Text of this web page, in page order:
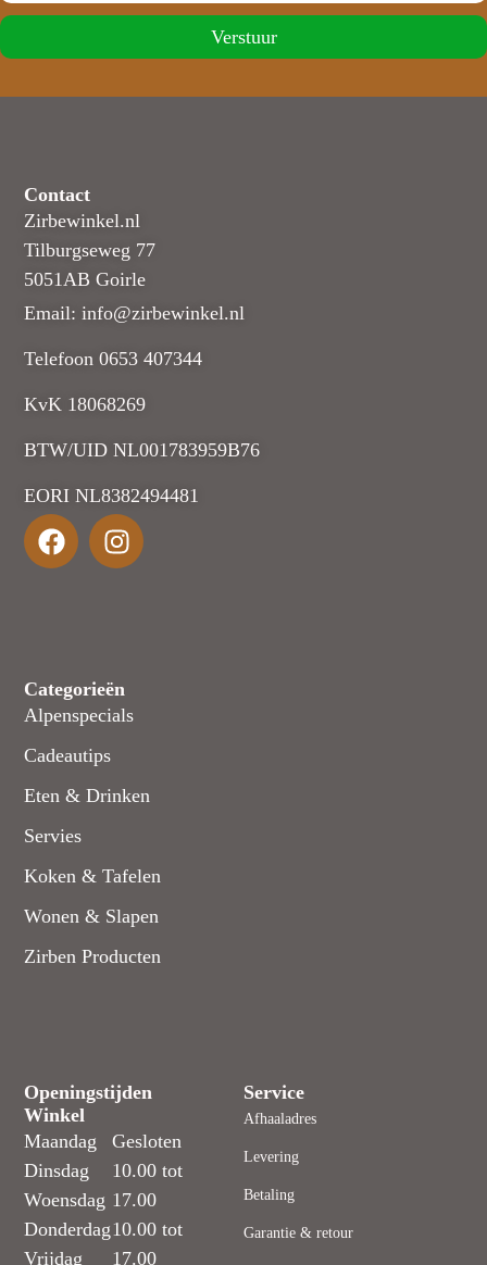
Verstuur
Contact
Zirbewinkel.nl
Tilburgseweg 77
5051AB Goirle
Email: info@zirbewinkel.nl
Telefoon 0653 407344
KvK 18068269
BTW/UID NL001783959B76
EORI NL8382494481
Categorieën
Alpenspecials
Cadeautips
Eten & Drinken
Servies
Koken & Tafelen
Wonen & Slapen
Zirben Producten
Openingstijden
Winkel
Maandag
Dinsdag
Woensdag
Donderdag
Vrijdag
Gesloten
10.00 tot
17.00
10.00 tot
17.00
Service
Afhaaladres
Levering
Betaling
Garantie & retour